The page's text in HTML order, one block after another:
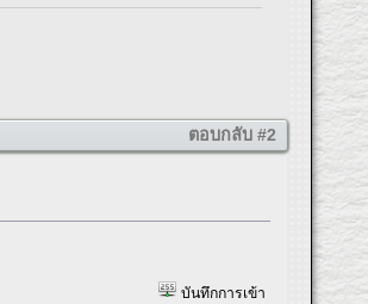
ตอบกลับ #2
บันทึกการเข้า